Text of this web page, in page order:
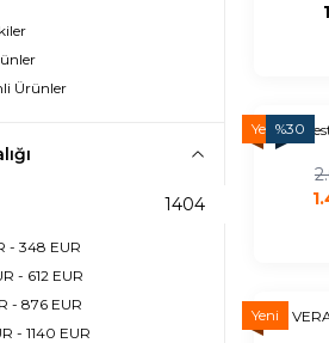
Ürünler
- 348 EUR
- 612 EUR
- 876 EUR
- 1140 EUR
Yeni%30
Yeni